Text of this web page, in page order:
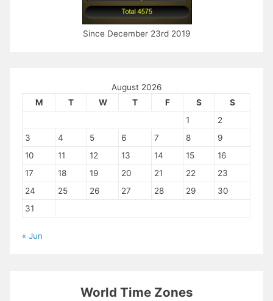
Since December 23rd 2019
August 2026
M
T W T F S
S
1
2
3
4 5 6 7 8
9
10
11 12 13 14 15
16
17
18 19 20 21 22
23
24
25 26 27 28 29
30
31
« Jun
World Time Zones